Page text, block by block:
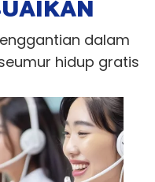
dalam
hidup gratis